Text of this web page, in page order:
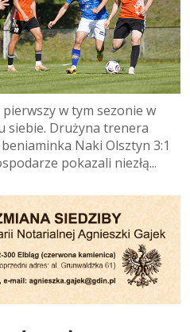
pierwszy w tym sezonie w
siebie. Drużyna trenera
Naki Olsztyn 3:1
pokazali niezłą...